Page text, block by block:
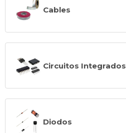
Cables
Circuitos Integrados
Diodos